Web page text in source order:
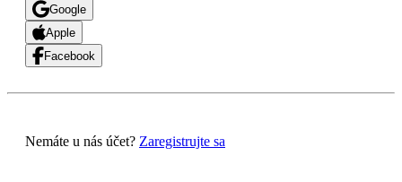
Google
Apple
Facebook
Nemáte u nás účet? Zaregistrujte sa